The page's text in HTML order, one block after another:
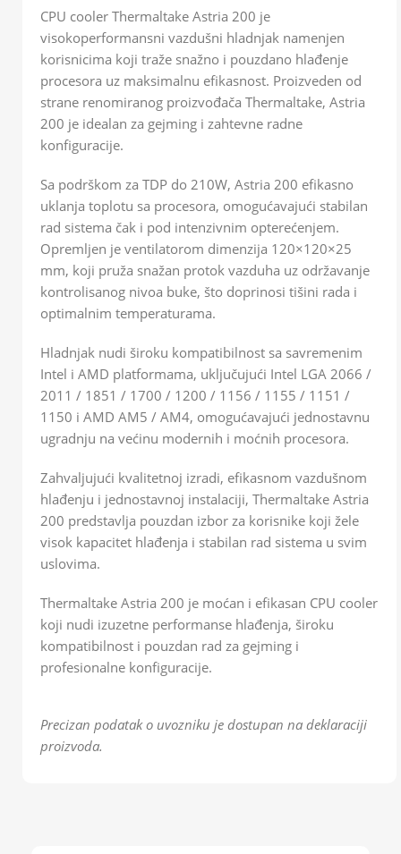
CPU cooler Thermaltake Astria 200 je
visokoperformansni vazdušni hladnjak namenjen
korisnicima koji traže snažno i pouzdano hlađenje
procesora uz maksimalnu efikasnost. Proizveden od
strane renomiranog proizvođača Thermaltake, Astria
200 je idealan za gejming i zahtevne radne
konfiguracije.
Sa podrškom za TDP do 210W, Astria 200 efikasno
uklanja toplotu sa procesora, omogućavajući stabilan
rad sistema čak i pod intenzivnim opterećenjem.
Opremljen je ventilatorom dimenzija 120×120×25
mm, koji pruža snažan protok vazduha uz održavanje
kontrolisanog nivoa buke, što doprinosi tišini rada i
optimalnim temperaturama.
Hladnjak nudi široku kompatibilnost sa savremenim
Intel i AMD platformama, uključujući Intel LGA 2066 /
2011 / 1851 / 1700 / 1200 / 1156 / 1155 / 1151 /
1150 i AMD AM5 / AM4, omogućavajući jednostavnu
ugradnju na većinu modernih i moćnih procesora.
Zahvaljujući kvalitetnoj izradi, efikasnom vazdušnom
hlađenju i jednostavnoj instalaciji, Thermaltake Astria
200 predstavlja pouzdan izbor za korisnike koji žele
visok kapacitet hlađenja i stabilan rad sistema u svim
uslovima.
Thermaltake Astria 200 je moćan i efikasan CPU cooler
koji nudi izuzetne performanse hlađenja, široku
kompatibilnost i pouzdan rad za gejming i
profesionalne konfiguracije.
Precizan podatak o uvozniku je dostupan na deklaraciji
proizvoda.